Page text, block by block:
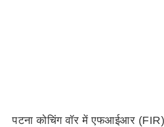
पटना कोचिंग वॉर में एफआईआर